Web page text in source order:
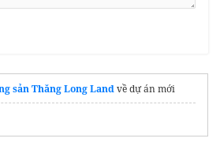
sản Thăng Long Landvề dự án mới